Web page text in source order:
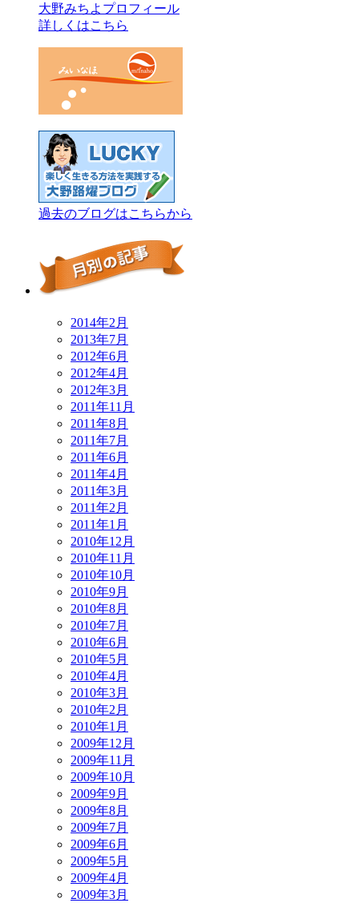
大野みちよプロフィール
詳しくはこちら
過去のブログはこちらから
2014年2月
2013年7月
2012年6月
2012年4月
2012年3月
2011年11月
2011年8月
2011年7月
2011年6月
2011年4月
2011年3月
2011年2月
2011年1月
2010年12月
2010年11月
2010年10月
2010年9月
2010年8月
2010年7月
2010年6月
2010年5月
2010年4月
2010年3月
2010年2月
2010年1月
2009年12月
2009年11月
2009年10月
2009年9月
2009年8月
2009年7月
2009年6月
2009年5月
2009年4月
2009年3月